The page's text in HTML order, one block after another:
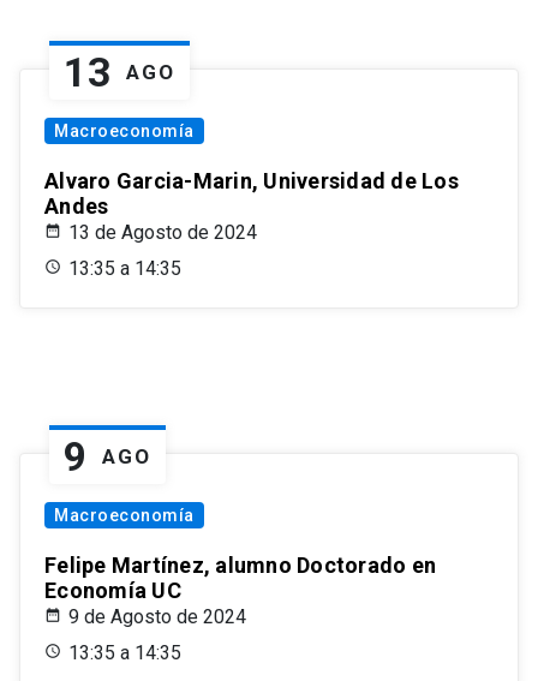
13 AGO
Macroeconomía
Alvaro Garcia-Marin, Universidad de Los
Andes
13 de Agosto de 2024
13:35 a 14:35
9 AGO
Macroeconomía
Felipe Martínez, alumno Doctorado en
Economía UC
9 de Agosto de 2024
13:35 a 14:35